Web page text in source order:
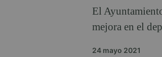
El
mejora en el
24 mayo 2021